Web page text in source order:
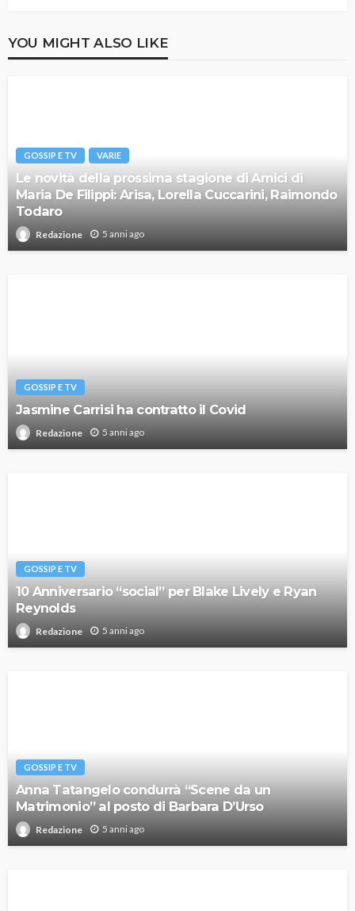
YOU MIGHT ALSO LIKE
GOSSIP E TV VARIE
Le novità della prossima stagione di Amici di
Maria De Filippi: Arisa, Lorella Cuccarini, Raimondo
Todaro
Redazione 5 anni ago
GOSSIP E TV
Jasmine Carrisi ha contratto il Covid
Redazione 5 anni ago
GOSSIP E TV
10 Anniversario “social” per Blake Lively e Ryan
Reynolds
Redazione 5 anni ago
GOSSIP E TV
Anna Tatangelo condurrà “Scene da un
Matrimonio” al posto di Barbara D’Urso
Redazione 5 anni ago